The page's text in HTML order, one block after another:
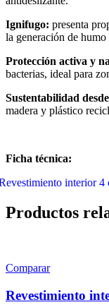
Ignifugo: presenta
la generación de
Protección activa y
bacterias, ideal para
Sustentabilidad
madera y plástico
Ficha técnica:
interior 4
Productos
Comparar
Revestimiento